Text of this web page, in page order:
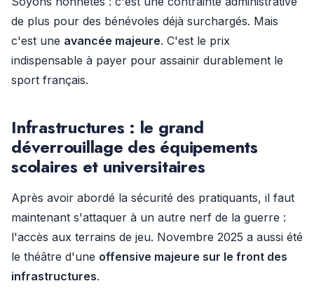
de plus pour des bénévoles déjà surchargés. Mais
c'est une avancée majeure. C'est le prix
indispensable à payer pour assainir durablement le
sport français.
Infrastructures : le grand
déverrouillage des équipements
scolaires et universitaires
Après avoir abordé la sécurité des pratiquants, il faut
maintenant s'attaquer à un autre nerf de la guerre :
l'accès aux terrains de jeu. Novembre 2025 a aussi été
le théâtre d'une offensive majeure sur le front des
infrastructures.